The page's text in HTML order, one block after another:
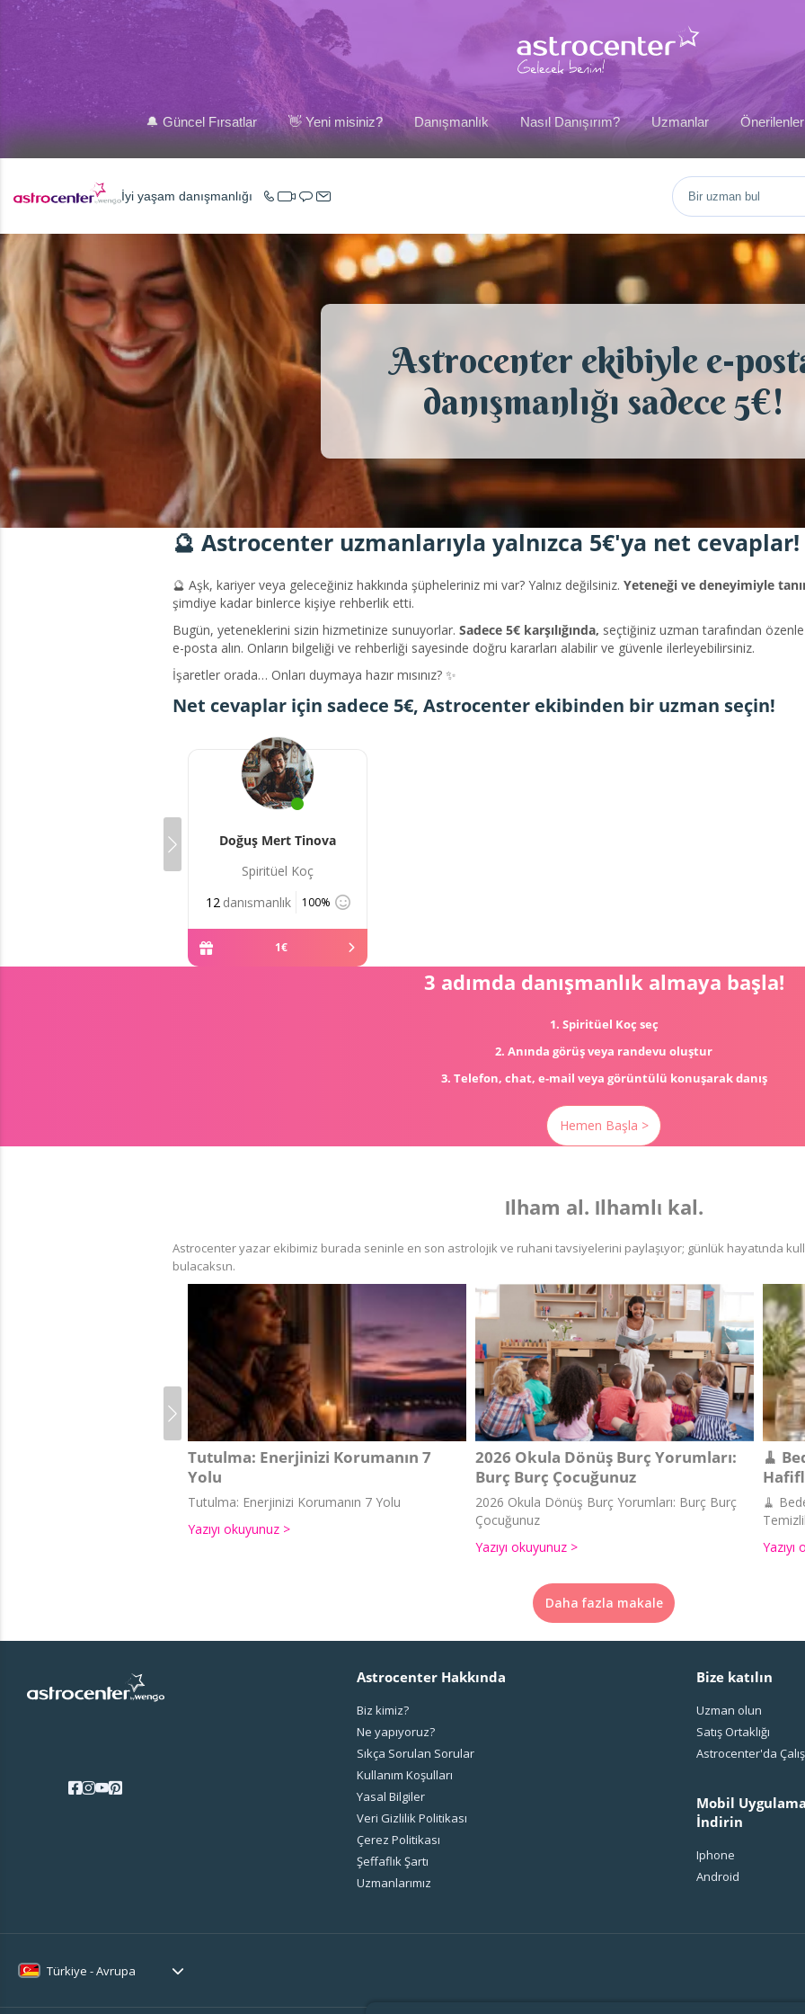
🔔 Güncel Fırsatlar 👋 Yeni misiniz? Danışmanlık Nasıl Danışırım? Uzmanlar Önerilenler
İyi yaşam danışmanlığı
Astrocenter ekibiyle e-
danışmanlığı sadece 5€!
🔮 Astrocenter uzmanlarıyla yalnızca 5€'ya net cevaplar!
🔮 Aşk, kariyer veya geleceğiniz hakkında şüpheleriniz mi var? Yalnız değilsiniz. Yeteneği ve deneyimiyle
şimdiye kadar binlerce kişiye rehberlik etti.
Bugün, yeteneklerini sizin hizmetinize sunuyorlar. Sadece 5€ karşılığında, seçtiğiniz uzman tarafından
e-posta alın. Onların bilgeliği ve rehberliği sayesinde doğru kararları alabilir ve güvenle ilerleyebilirsiniz.
İşaretler orada… Onları duymaya hazır mısınız? ✨
Net cevaplar için sadece 5€, Astrocenter ekibinden bir uzman seçin!
Doğuş Mert Tinova
Spiritüel Koç
12 danışmanlık 100%
1€
3 adımda danışmanlık almaya başla!
1. Spiritüel Koç seç
2. Anında görüş veya randevu oluştur
3. Telefon, chat, e-mail veya görüntülü konuşarak danış
Hemen Başla >
Ιlham al. Ιlhamlι kal.
Astrocenter yazar ekibimiz burada seninle en son astrolojik ve ruhani tavsiyelerini paylaşιyor; günlük hayatιnda
bulacaksιn.
Tutulma: Enerjinizi Korumanın 7
Yolu
Tutulma: Enerjinizi Korumanın 7 Yolu
Yazıyı okuyunuz >
2026 Okula Dönüş Burç Yorumları:
Burç Burç Çocuğunuz
2026 Okula Dönüş Burç Yorumları: Burç Burç
Çocuğunuz
Yazıyı okuyunuz >
🧹
🧹
Daha fazla makale
Astrocenter Hakkında
Biz kimiz?
Ne yapıyoruz?
Sıkça Sorulan Sorular
Kullanım Koşulları
Yasal Bilgiler
Veri Gizlilik Politikası
Çerez Politikası
Şeffaflık Şartı
Uzmanlarımız
Bize katılın
Uzman olun
Satış Ortaklığı
Astrocenter'da
Mobil
İndirin
Iphone
Android
Türkiye - Avrupa